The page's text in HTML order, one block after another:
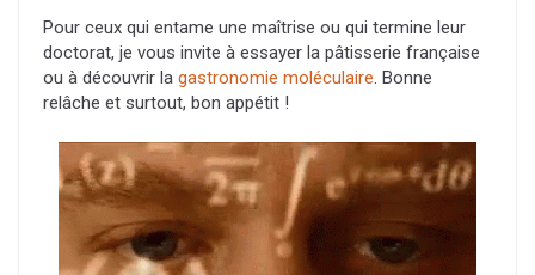
Pour ceux qui entame une maîtrise ou qui termine leur
doctorat, je vous invite à essayer la pâtisserie française
ou à découvrir la gastronomie moléculaire. Bonne
relâche et surtout, bon appétit !